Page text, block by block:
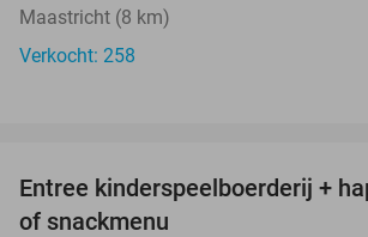
Maastricht (8 km)
Verkocht: 258
Entree kinderspeelboerderij +
of snackmenu